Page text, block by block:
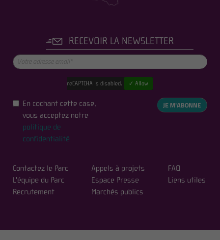
RECEVOIR LA NEWSLETTER
reCAPTCHA is disabled. ✓ Allow
En cochant cette case,
vous acceptez notre
politique de
confidentialité
JE M'ABONNE
Contactez le Parc
L'équipe du Parc
Recrutement
Appels à projets
Espace Presse
Marchés publics
FAQ
Liens utiles